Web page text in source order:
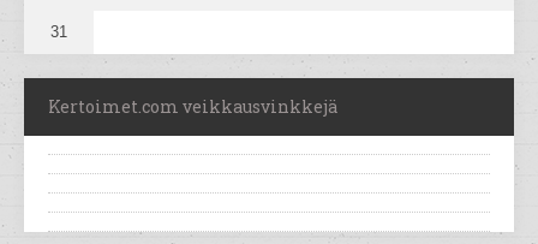
31
Kertoimet.com veikkausvinkkejä